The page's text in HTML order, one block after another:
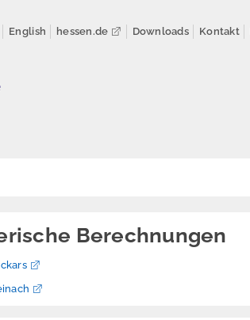
English hessen.de Downloads Kontakt
Berechnungen